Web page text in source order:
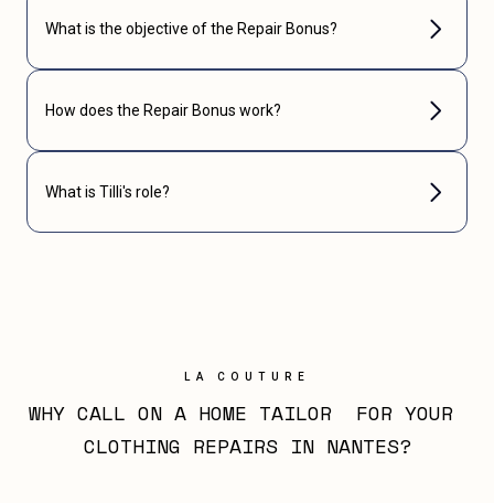
What is the objective of the Repair Bonus?
How does the Repair Bonus work?
What is Tilli's role?
LA COUTURE
WHY CALL ON A HOME TAILOR  FOR YOUR
CLOTHING REPAIRS IN NANTES?